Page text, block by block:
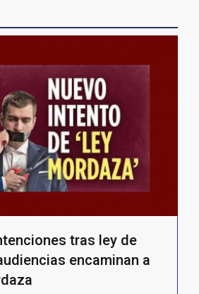
tras ley de
encaminan a